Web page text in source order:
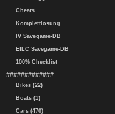
Cheats
Komplettlösung
IV Savegame-DB
EfLC Savegame-DB
100% Checklist
#############
Bikes (22)
Boats (1)
Cars (470)